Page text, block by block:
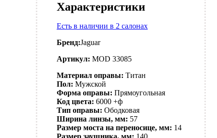
Характеристики
Есть в наличии в 2 салонах
Бренд:Jaguar
Артикул: MOD 33085
Материал оправы: Титан
Пол: Мужской
Форма оправы: Прямоугольная
Код цвета: 6000 +ф
Тип оправы: Ободковая
Ширина линзы, мм: 57
Размер моста на переносице, мм: 14